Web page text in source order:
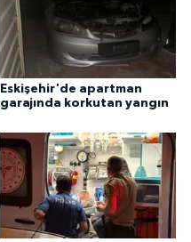
Eskişehir'de apartman
garajında korkutan yangın